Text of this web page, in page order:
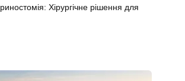
Хірургічне рішення для